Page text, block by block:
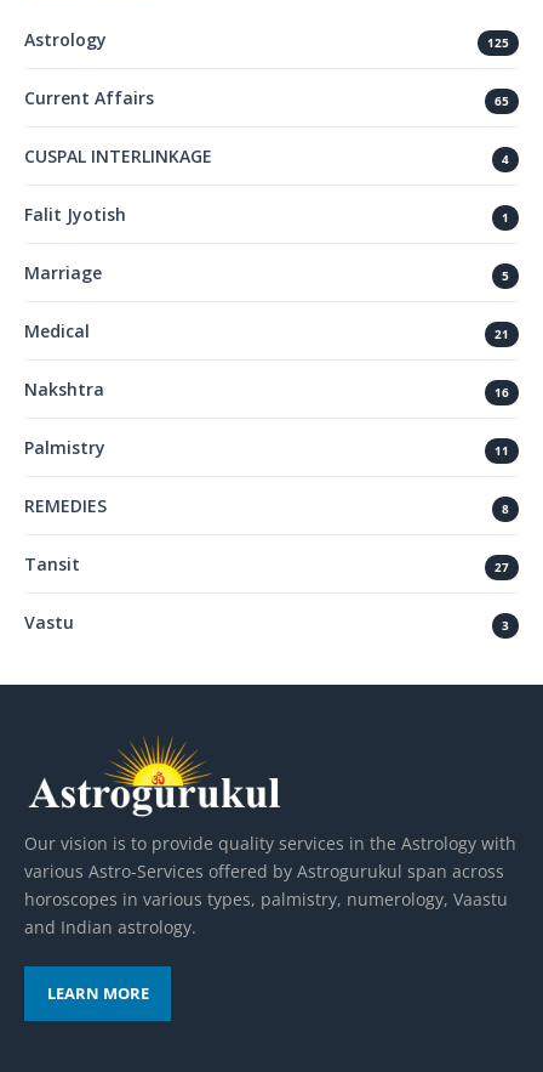
Astrology 125
Current Affairs 65
CUSPAL INTERLINKAGE 4
Falit Jyotish 1
Marriage 5
Medical 21
Nakshtra 16
Palmistry 11
REMEDIES 8
Tansit 27
Vastu 3
Our vision is to provide quality services in the Astrology with
various Astro-Services offered by Astrogurukul span across
horoscopes in various types, palmistry, numerology, Vaastu
and Indian astrology.
LEARN MORE